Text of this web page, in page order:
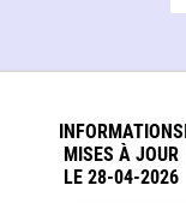
INFORMATIONS
MISES À JOUR
LE 28-04-2026